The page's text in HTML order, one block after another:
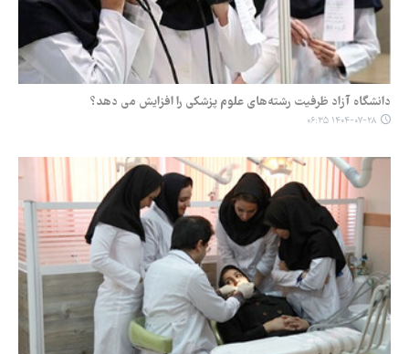
دانشگاه آزاد ظرفیت رشته‌های علوم پزشکی را افزایش می دهد؟
۱۴۰۴-۰۷-۲۸ ۰۶:۳۵